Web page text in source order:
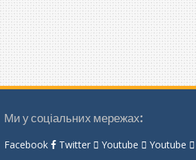
Ми у соціальних мережах:
Facebook Twitter Youtube Youtube